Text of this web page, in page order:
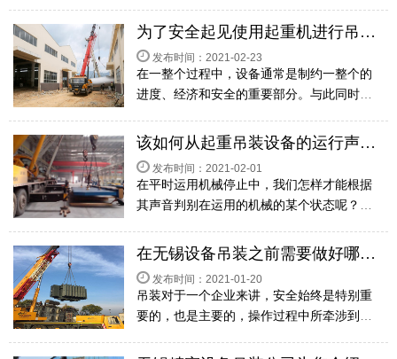
时候就需要注意了，应当遵守相应的规则，
那样才可以让一整个的过程顺利完成。下面
无锡大型设...
为了安全起见使用起重机进行吊装时要遵守哪些？
发布时间：2021-02-23
在一整个过程中，设备通常是制约一整个的
进度、经济和安全的重要部分。与此同时，
面，在这当中挑选的起重机械特别关键，这
会影响到一整个操作过程的安全，所以一定
要重视，下面...
该如何从起重吊装设备的运行声音来判断工作状态?
发布时间：2021-02-01
在平时运用机械停止中，我们怎样才能根据
其声音判别在运用的机械的某个状态呢？接
绍一下比较常见的机器与比较常见的状况呈
现的原因等。在吊车操作中，倘若你听到吊
车的伸缩臂...
在无锡设备吊装之前需要做好哪些准备工作？
发布时间：2021-01-20
吊装对于一个企业来讲，安全始终是特别重
要的，也是主要的，操作过程中所牵涉到的